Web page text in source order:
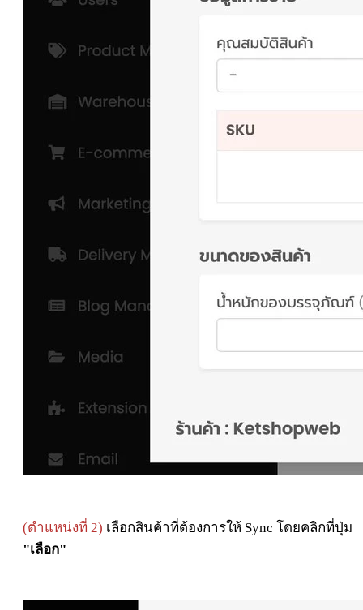
(ตำแหน่งที่ 2) เลือกสินค้าที่ต้องการให้ Sync โดยคลิกที่ปุ่ม
"เลือก"